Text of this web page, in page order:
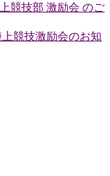
競技部 激励会 のご
競技激励会のお知